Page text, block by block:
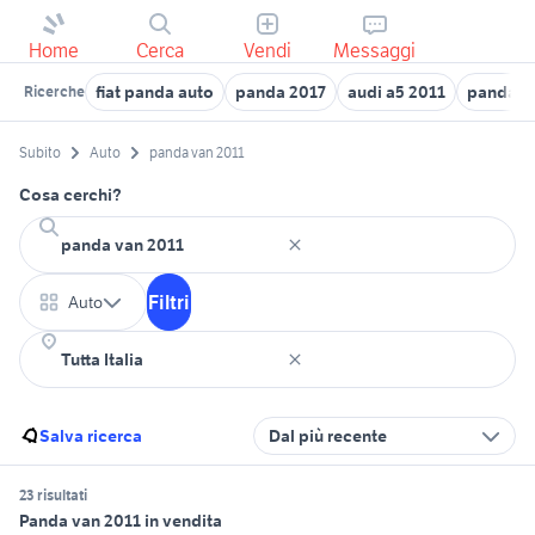
Home Cerca Vendi Messaggi
Ricerche fiat panda auto panda 2017 audi a5 2011 panda
Subito Auto panda van 2011
Cosa cerchi?
Auto Filtri
Salva ricerca Dal più recente
23 risultati
Panda van 2011 in vendita